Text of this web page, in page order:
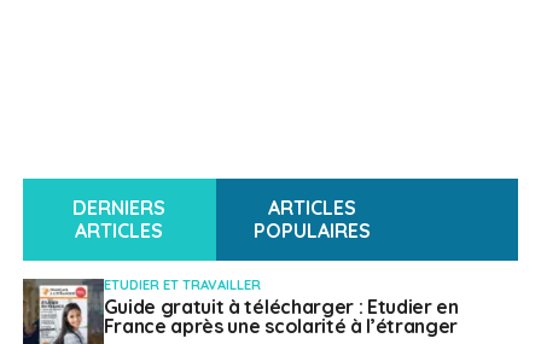
DERNIERS
ARTICLES
ARTICLES
POPULAIRES
ETUDIER ET TRAVAILLER
Guide gratuit à télécharger : Etudier en
France après une scolarité à l’étranger